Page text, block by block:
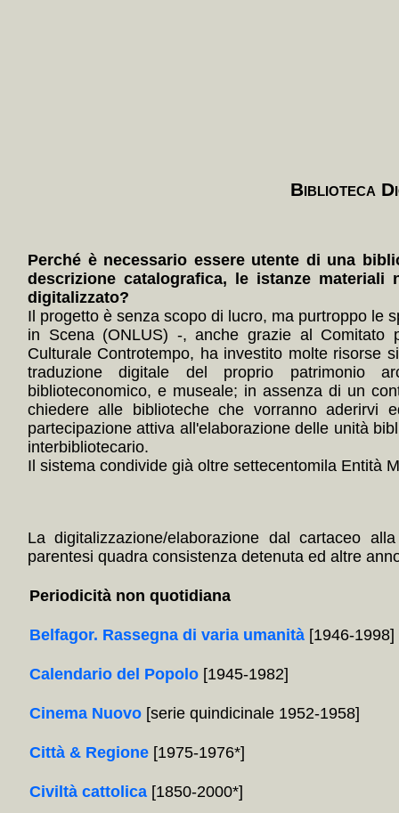
Biblioteca
Perché è necessario essere utente di una
descrizione catalografica, le istanze
digitalizzato?
Il progetto è senza scopo di lucro, ma purtroppo le
in Scena (ONLUS) -, anche grazie al Comitato
Culturale Controtempo, ha investito molte risorse
traduzione digitale del proprio patrimonio
biblioteconomico, e museale; in assenza di un
chiedere alle biblioteche che vorranno aderirvi
partecipazione attiva all'elaborazione delle unità
interbibliotecario.
Il sistema condivide già oltre settecentomila Entità
La digitalizzazione/elaborazione dal cartaceo
parentesi quadra consistenza detenuta ed altre
Periodicità non quotidiana
Belfagor. Rassegna di varia umanità [1946-1998]
Calendario del Popolo [1945-1982]
Cinema Nuovo [serie quindicinale 1952-1958]
Città & Regione [1975-1976*]
Civiltà cattolica [1850-2000*]